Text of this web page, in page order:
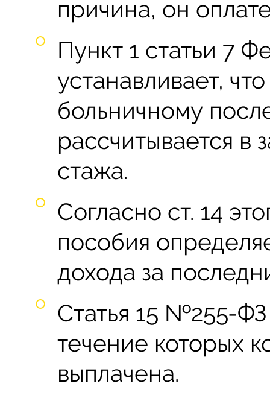
причина, он
Пункт 1 статьи 7
устанавливает,
больничному
рассчитывается в
стажа.
Согласно ст. 14
пособия
дохода за
Статья 15 №255-ФЗ
течение которых
выплачена.